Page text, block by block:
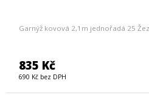
Garnýž kovová 2,1m jednořadá 25
835 Kč
690 Kč bez DPH